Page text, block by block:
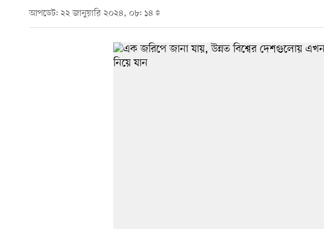
আপডেট: ২২ জানুয়ারি ২০২৪, ০৮: ১৪